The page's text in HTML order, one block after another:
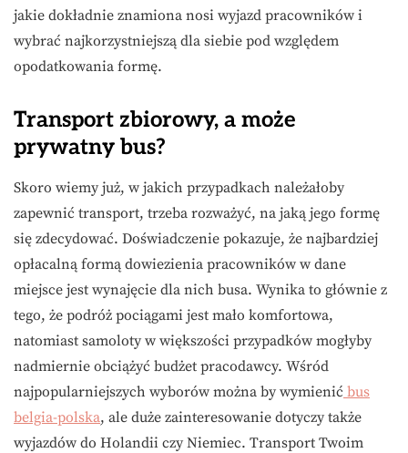
jakie dokładnie znamiona nosi wyjazd pracowników i
wybrać najkorzystniejszą dla siebie pod względem
opodatkowania formę.
Transport zbiorowy, a może
prywatny bus?
Skoro wiemy już, w jakich przypadkach należałoby
zapewnić transport, trzeba rozważyć, na jaką jego formę
się zdecydować. Doświadczenie pokazuje, że najbardziej
opłacalną formą dowiezienia pracowników w dane
miejsce jest wynajęcie dla nich busa. Wynika to głównie z
tego, że podróż pociągami jest mało komfortowa,
natomiast samoloty w większości przypadków mogłyby
nadmiernie obciążyć budżet pracodawcy. Wśród
najpopularniejszych wyborów można by wymienić bus
belgia-polska, ale duże zainteresowanie dotyczy także
wyjazdów do Holandii czy Niemiec. Transport Twoim